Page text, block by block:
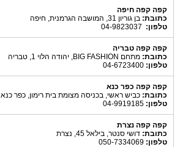
קפה קפה חיפה
כתובת: בן גוריון 31, המושבה הגרמנית, חיפה
טלפון:
קפה קפה טבריה
כתובת: מתחם BIG FASHION, יהודה הלוי 1, טבריה
טלפון:
קפה קפה כפר כנא
כתובת: כביש ראשי, בכניסה מצומת בית רימון, כפר כנא
טלפון:
קפה קפה נצרת
כתובת: דושי סנטר, בילאל 45, נצרת
טלפון: